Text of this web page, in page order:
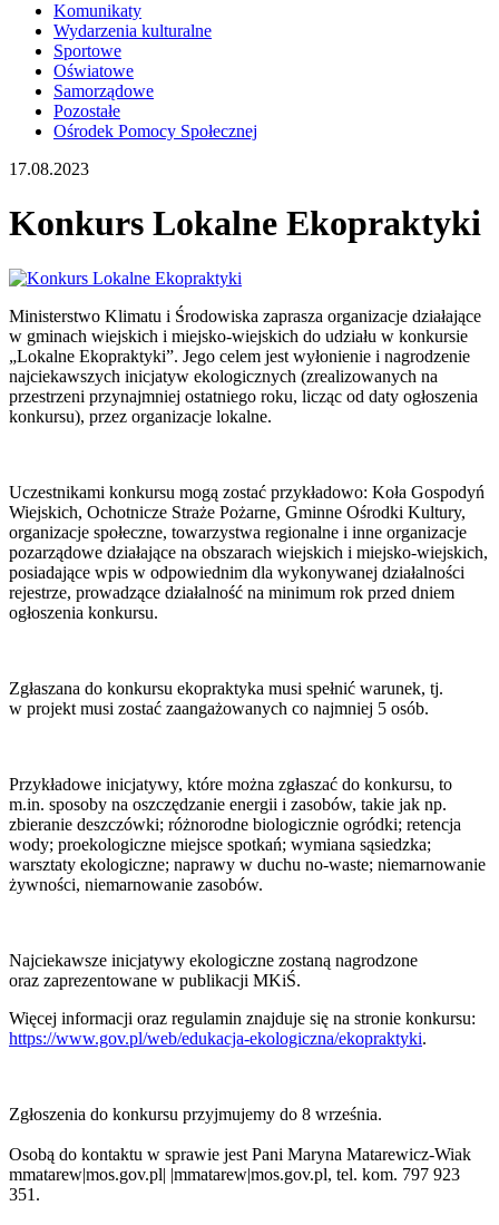
Komunikaty
Wydarzenia kulturalne
Sportowe
Oświatowe
Samorządowe
Pozostałe
Ośrodek Pomocy Społecznej
17.08.2023
Konkurs Lokalne Ekopraktyki
Ministerstwo Klimatu i Środowiska zaprasza organizacje działające
w gminach wiejskich i miejsko-wiejskich do udziału w konkursie
„Lokalne Ekopraktyki”. Jego celem jest wyłonienie i nagrodzenie
najciekawszych inicjatyw ekologicznych (zrealizowanych na
przestrzeni przynajmniej ostatniego roku, licząc od daty ogłoszenia
konkursu), przez organizacje lokalne.
Uczestnikami konkursu mogą zostać przykładowo: Koła Gospodyń
Wiejskich, Ochotnicze Straże Pożarne, Gminne Ośrodki Kultury,
organizacje społeczne, towarzystwa regionalne i inne organizacje
pozarządowe działające na obszarach wiejskich i miejsko-wiejskich,
posiadające wpis w odpowiednim dla wykonywanej działalności
rejestrze, prowadzące działalność na minimum rok przed dniem
ogłoszenia konkursu.
Zgłaszana do konkursu ekopraktyka musi spełnić warunek, tj.
w projekt musi zostać zaangażowanych co najmniej 5 osób.
Przykładowe inicjatywy, które można zgłaszać do konkursu, to
m.in. sposoby na oszczędzanie energii i zasobów, takie jak np.
zbieranie deszczówki; różnorodne biologicznie ogródki; retencja
wody; proekologiczne miejsce spotkań; wymiana sąsiedzka;
warsztaty ekologiczne; naprawy w duchu no-waste; niemarnowanie
żywności, niemarnowanie zasobów.
Najciekawsze inicjatywy ekologiczne zostaną nagrodzone
oraz zaprezentowane w publikacji MKiŚ.
Więcej informacji oraz regulamin znajduje się na stronie konkursu:
https://www.gov.pl/web/edukacja-ekologiczna/ekopraktyki.
Zgłoszenia do konkursu przyjmujemy do 8 września.
Osobą do kontaktu w sprawie jest Pani Maryna Matarewicz-Wiak
mmatarew|mos.gov.pl| |mmatarew|mos.gov.pl, tel. kom. 797 923
351.